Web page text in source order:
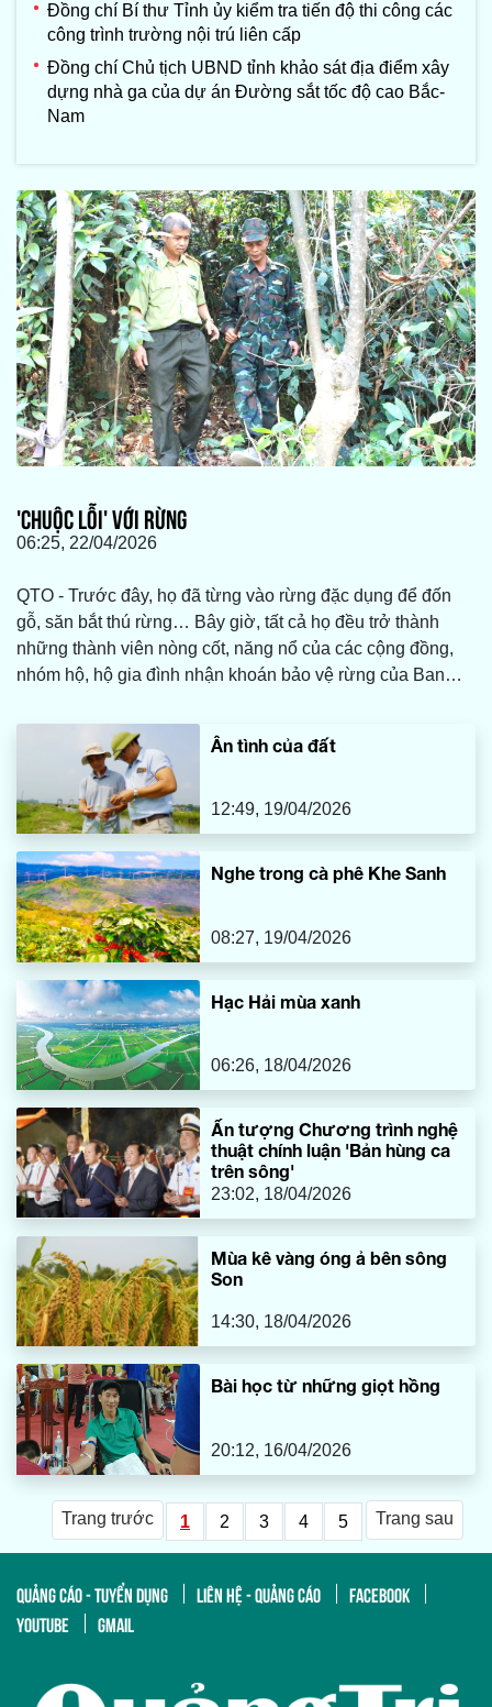
Đồng chí Bí thư Tỉnh ủy kiểm tra tiến độ thi công các
công trình trường nội trú liên cấp
Đồng chí Chủ tịch UBND tỉnh khảo sát địa điểm xây
dựng nhà ga của dự án Đường sắt tốc độ cao Bắc-
Nam
'CHUỘC LỖI' VỚI RỪNG
06:25, 22/04/2026
QTO - Trước đây, họ đã từng vào rừng đặc dụng để đốn
gỗ, săn bắt thú rừng… Bây giờ, tất cả họ đều trở thành
những thành viên nòng cốt, năng nổ của các cộng đồng,
nhóm hộ, hộ gia đình nhận khoán bảo vệ rừng của Ban
“chuộc lỗi” với rừng xanh.
Ân tình của đất
12:49, 19/04/2026
Nghe trong cà phê Khe Sanh
08:27, 19/04/2026
Hạc Hải mùa xanh
06:26, 18/04/2026
Ấn tượng Chương trình nghệ
thuật chính luận 'Bản hùng ca
trên sông'
23:02, 18/04/2026
Mùa kê vàng óng ả bên sông
Son
14:30, 18/04/2026
Bài học từ những giọt hồng
20:12, 16/04/2026
Trang trước 1 2 3 4 5 Trang sau
QUẢNG CÁO - TUYỂN DỤNG LIÊN HỆ - QUẢNG CÁO
FACEBOOK
YOUTUBE
GMAIL